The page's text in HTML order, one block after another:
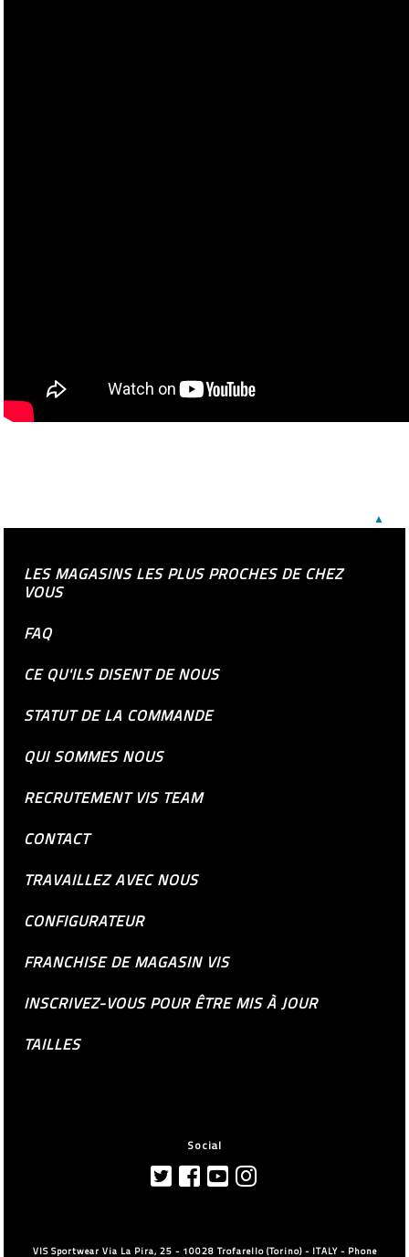
▲
LES MAGASINS LES PLUS PROCHES DE CHEZ
VOUS
FAQ
CE QU'ILS DISENT DE NOUS
STATUT DE LA COMMANDE
QUI SOMMES NOUS
RECRUTEMENT VIS TEAM
CONTACT
TRAVAILLEZ AVEC NOUS
CONFIGURATEUR
FRANCHISE DE MAGASIN VIS
INSCRIVEZ-VOUS POUR ÊTRE MIS À JOUR
TAILLES
Social
VIS Sportwear Via La Pira, 25 - 10028 Trofarello (Torino) - ITALY - Phone